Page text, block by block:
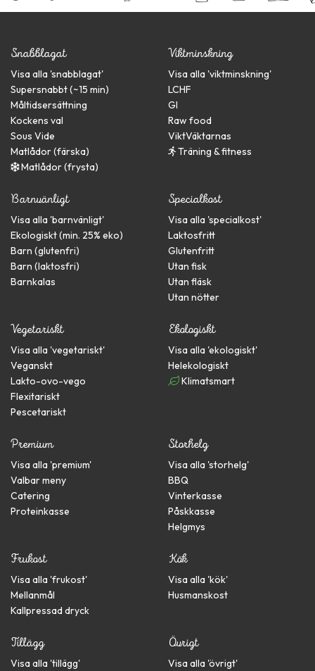
Snabblagat
Visa alla 'snabblagat'
Supersnabbt (~15 min)
Måltidsersättning
Kockens val
Sous Vide
Matlådor (färska)
Matlådor (frysta)
Viktminskning
Visa alla 'viktminskning'
LCHF
GI
Raw food
ViktVäktarnas
Träning & fitness
Barnvänligt
Visa alla 'barnvänligt'
Ekologiskt (min. 25% eko)
Barn (glutenfri)
Barn (laktosfri)
Barnkalas
Specialkost
Visa alla 'specialkost'
Laktosfritt
Glutenfritt
Utan fisk
Utan fläsk
Utan nötter
Vegetariskt
Visa alla 'vegetariskt'
Veganskt
Lakto-ovo-vego
Flexitariskt
Pescetariskt
Ekologiskt
Visa alla 'ekologiskt'
Helekologiskt
Klimatsmart
Premium
Visa alla 'premium'
Valbar meny
Catering
Proteinkasse
Storhelg
Visa alla 'storhelg'
BBQ
Vinterkasse
Påskkasse
Helgmys
Frukost
Visa alla 'frukost'
Mellanmål
Kallpressad dryck
Kök
Visa alla 'kök'
Husmanskost
Tillägg
Visa alla 'tillägg'
Övrigt
Visa alla 'övrigt'